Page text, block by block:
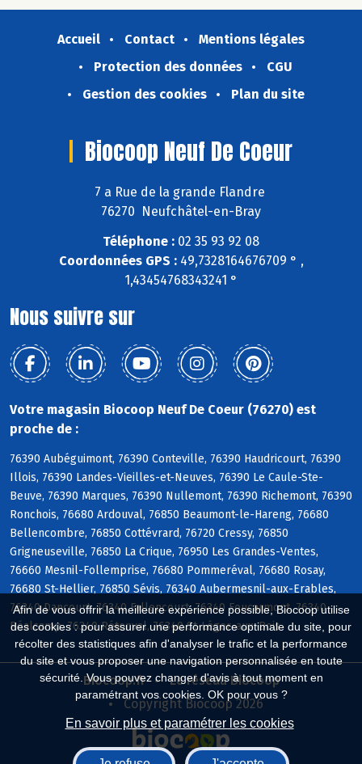
Afin de vous offrir la meilleure expérience possible, Biocoop utilise
des cookies : pour assurer une performance optimale du site, pour
récolter des statistiques afin d'analyser le trafic et la performance
du site et vous proposer une navigation personnalisée en toute
sécurité. Vous pouvez changer d'avis à tout moment en
paramétrant vos cookies. OK pour vous ?
En savoir plus et paramétrer les cookies
Accueil Contact
Mentions légales
Protection des données
CGU
Gestion des cookies
Plan du site
Biocoop Neuf De Coeur
7 a Rue de la grande Flandre
76270 Neufchâtel-en-Bray
Téléphone : 02 35 93 92 08
Coordonnées GPS :49,7328164676709 ° ,
1,43454768343241 °
Nous suivre sur
Votre magasin Biocoop Neuf De Coeur (76270) est
proche de :
76390 Aubéguimont, 76390 Conteville, 76390 Haudricourt, 76390
Illois, 76390 Landes-Vieilles-et-Neuves, 76390 Le Caule-Ste-
Beuve, 76390 Marques, 76390 Nullemont, 76390 Richemont, 76390
Ronchois, 76680 Ardouval, 76850 Beaumont-le-Hareng, 76680
Bellencombre, 76850 Cottévrard, 76720 Cressy, 76850
Grigneuseville, 76850 La Crique, 76950 Les Grandes-Ventes,
76660 Mesnil-Follemprise, 76680 Pommeréval, 76680 Rosay,
76680 St-Hellier, 76850 Sévis, 76340 Aubermesnil-aux-Erables,
76340 Dancourt, 76340 Fallencourt, 76340 Foucarmont, 76340
Réalcamp, 76340 Rétonval, 76340 St-Léger-aux-Bois
Biocoop.fr
Le réseau Biocoop
Copyright Biocoop 2026